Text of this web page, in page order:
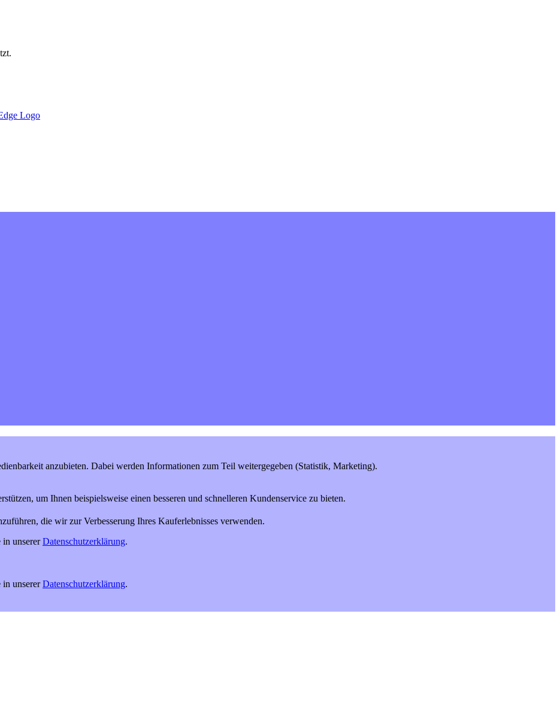
anzubieten. Dabei werden Informationen zum Teil weitergegeben (Statistik, Marketing).
um Ihnen beispielsweise einen besseren und schnelleren Kundenservice zu bieten.
die wir zur Verbesserung Ihres Kauferlebnisses verwenden.
in unsererDatenschutzerklärung.
in unsererDatenschutzerklärung.